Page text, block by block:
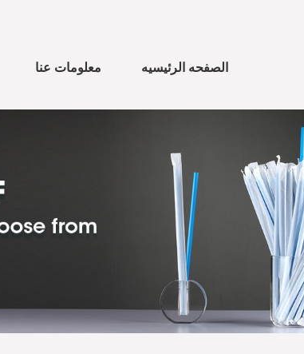
الصفحه الرئيسيه معلومات عنا